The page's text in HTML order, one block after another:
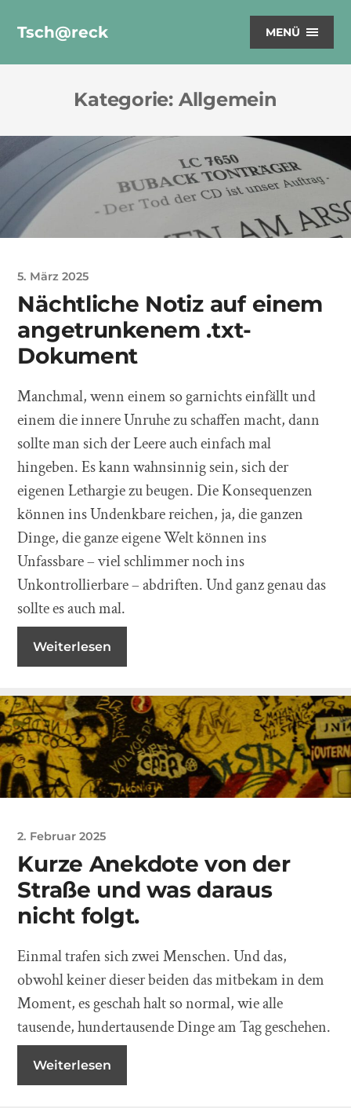
Tsch@reck MENÜ
Kategorie: Allgemein
5. März 2025
Nächtliche Notiz auf einem
angetrunkenem .txt-
Dokument
Manchmal, wenn einem so garnichts einfällt und
einem die innere Unruhe zu schaffen macht, dann
sollte man sich der Leere auch einfach mal
hingeben. Es kann wahnsinnig sein, sich der
eigenen Lethargie zu beugen. Die Konsequenzen
können ins Undenkbare reichen, ja, die ganzen
Dinge, die ganze eigene Welt können ins
Unfassbare – viel schlimmer noch ins
Unkontrollierbare – abdriften. Und ganz genau das
sollte es auch mal.
Weiterlesen
2. Februar 2025
Kurze Anekdote von der
Straße und was daraus
nicht folgt.
Einmal trafen sich zwei Menschen. Und das,
obwohl keiner dieser beiden das mitbekam in dem
Moment, es geschah halt so normal, wie alle
tausende, hundertausende Dinge am Tag geschehen.
Weiterlesen